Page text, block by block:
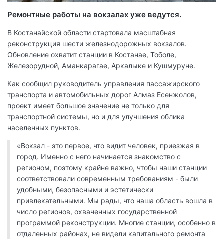
Ремонтные работы на вокзалах уже ведутся.
В Костанайской области стартовала масштабная
реконструкция шести железнодорожных вокзалов.
Обновление охватит станции в Костанае, Тоболе,
Железорудной, Аманкарагае, Аркалыке и Кушмуруне.
Как сообщил руководитель управления пассажирского
транспорта и автомобильных дорог Алмаз Есенжолов,
проект имеет большое значение не только для
транспортной системы, но и для улучшения облика
населенных пунктов.
«Вокзал - это первое, что видит человек, приезжая в
город. Именно с него начинается знакомство с
регионом, поэтому крайне важно, чтобы наши станции
соответствовали современным требованиям - были
удобными, безопасными и эстетически
привлекательными. Мы рады, что наша область вошла в
число регионов, охваченных государственной
программой реконструкции. Многие станции, особенно в
отдаленных районах, не видели капитального ремонта